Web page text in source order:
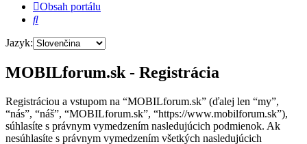
Obsah portálu
Hľadať
Jazyk:
MOBILforum.sk - Registrácia
Registráciou a vstupom na “MOBILforum.sk” (ďalej len “my”,
“nás”, “náš”, “MOBILforum.sk”, “https://www.mobilforum.sk”),
súhlasíte s právnym vymedzením nasledujúcich podmienok. Ak
nesúhlasíte s právnym vymedzením všetkých nasledujúcich